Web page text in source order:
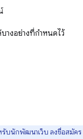
างอย่างที่กำหนดไว้
รับนักพัฒนาเว็บ ลงชื่อสมัคร